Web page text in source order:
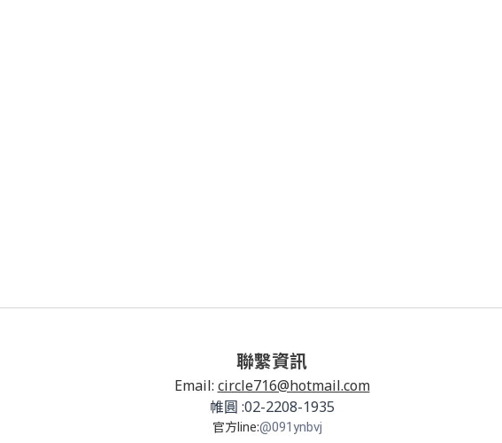
聯繫資訊
Email: circle716@hotmail.com
帷圓 :02-2208-1935
官方line:@091ynbvj